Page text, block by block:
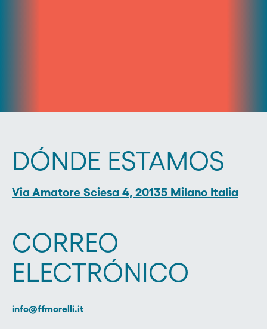
DÓNDE ESTAMOS
Via Amatore Sciesa 4, 20135 Milano Italia
CORREO
ELECTRÓNICO
info@ffmorelli.it